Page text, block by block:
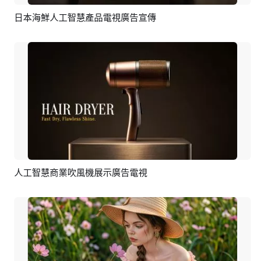
預覽 AI剪同款
日本海鮮人工智慧產品電視廣告宣傳
預覽 AI剪同款
人工智慧商業吹風機展示廣告電視